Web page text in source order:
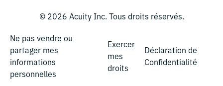
© 2026 Acuity Inc. Tous droits réservés.
Ne pas vendre ou
partager mes
informations
personnelles
Exercer
mes
droits
Déclaration de
Confidentialité